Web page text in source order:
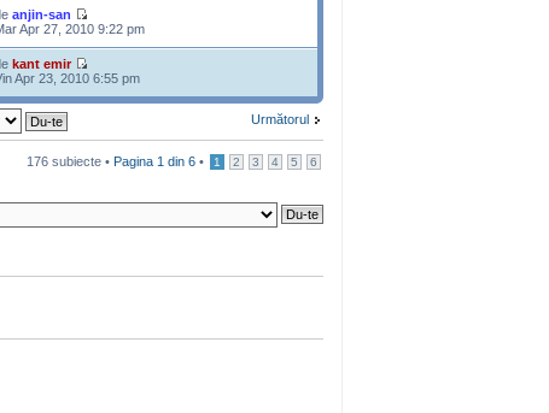
anjin-san
Apr 27, 2010 9:22 pm
kant emir
Apr 23, 2010 6:55 pm
Următorul
176 subiecte • Pagina 1 din 6 • 1 2 3 4 5 6